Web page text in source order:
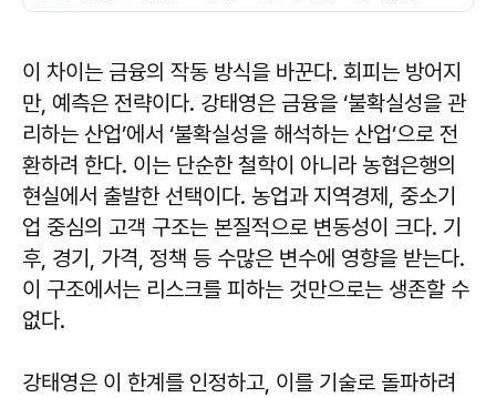
이 차이는 금융의 작동 방식을 바꾼다. 회피는 방어지
만, 예측은 전략이다. 강태영은 금융을 ‘불확실성을 관
리하는 산업’에서 ‘불확실성을 해석하는 산업’으로 전
환하려 한다. 이는 단순한 철학이 아니라 농협은행의
현실에서 출발한 선택이다. 농업과 지역경제, 중소기
업 중심의 고객 구조는 본질적으로 변동성이 크다. 기
후, 경기, 가격, 정책 등 수많은 변수에 영향을 받는다.
이 구조에서는 리스크를 피하는 것만으로는 생존할 수
없다.
강태영은 이 한계를 인정하고, 이를 기술로 돌파하려